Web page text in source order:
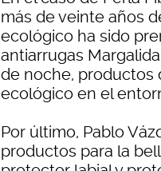
más de veinte años
ecológico ha sido
antiarrugas
de noche, productos
ecológico en el
Por último, Pablo
productos para la